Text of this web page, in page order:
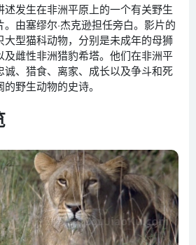
述发生在非洲平原上的一个有关野生
由塞缪尔·杰克逊担任旁白。影片的
大型猫科动物，分别是未成年的母狮
及雌性非洲猎豹希塔。他们在非洲平
诚、猎食、离家、成长以及争斗和死
野生动物的史诗。